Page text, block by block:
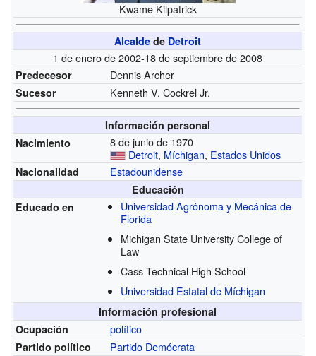
Kwame Kilpatrick
Alcalde de Detroit
1 de enero de 2002-18 de septiembre de 2008
Predecesor Dennis Archer
Sucesor Kenneth V. Cockrel Jr.
Información personal
Nacimiento
8 de junio de 1970
Detroit, Míchigan, Estados Unidos
Nacionalidad Estadounidense
Educación
Educado en
Universidad Agrónoma y Mecánica de
Florida
Michigan State University College of
Law
Cass Technical High School
Universidad Estatal de Míchigan
Información profesional
Ocupación
político
Partido político Partido Demócrata